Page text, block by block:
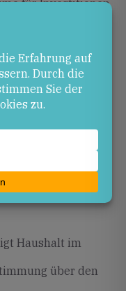
für Investitionen
Bundestag und
und
bis 2029.
Haushalt im
über den